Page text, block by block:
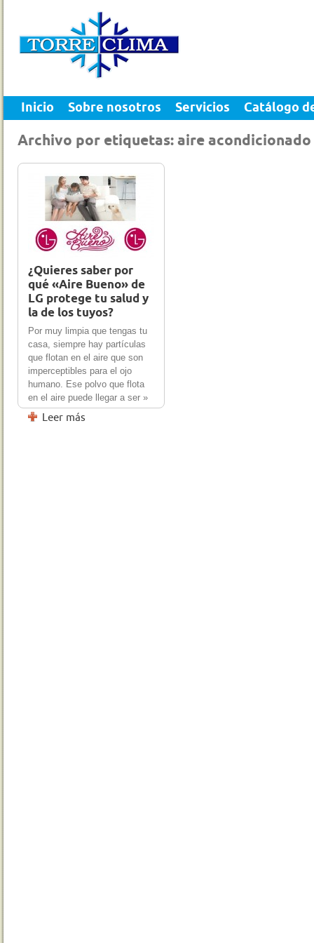
Inicio Sobre nosotros Servicios Catálogo
Archivo por etiquetas: aire
17 Nov 2012
¿Quieres saber por
qué «Aire Bueno» de
LG protege tu salud y
la de los tuyos?
Por muy limpia que tengas tu
casa, siempre hay partículas
que flotan en el aire que son
imperceptibles para el ojo
humano. Ese polvo que flota
en el aire puede llegar a ser »
Leer más